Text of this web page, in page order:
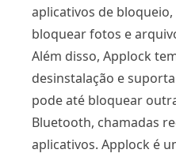
aplicativos de
bloquear fotos e
Além disso, Applock
desinstalação e
pode até bloquear
Bluetooth, chamadas
aplicativos. Applock é